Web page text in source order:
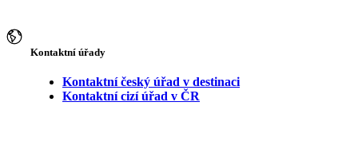
Kontaktní úřady
Kontaktní český úřad v destinaci
Kontaktní cizí úřad v ČR